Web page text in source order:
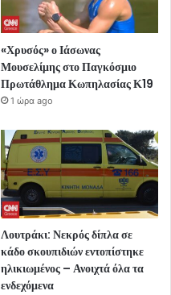
«Χρυσός» ο Ιάσωνας
Μουσελίμης στο Παγκόσμιο
Πρωτάθλημα Κωπηλασίας Κ19
1 ώρα ago
Λουτράκι: Νεκρός δίπλα σε
κάδο σκουπιδιών εντοπίστηκε
ηλικιωμένος – Ανοιχτά όλα τα
ενδεχόμενα